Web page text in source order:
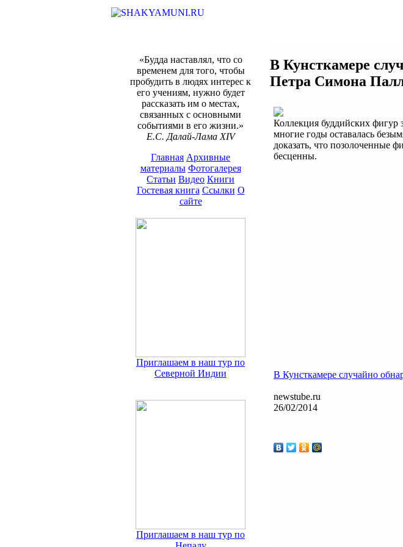
«Будда наставлял, что со
временем для того, чтобы
пробудить в людях интерес к
его учениям, нужно будет
рассказать им о местах,
связанных с основными
событиями в его жизни.»
Е.С. Далай-Лама XIV
Главная Архивные
материалы Фотогалерея
Статьи Видео Книги
Гостевая книга Ссылки О
сайте
Приглашаем в наш тур по
Северной Индии
Приглашаем в наш тур по
В Кунсткамере
Петра Симона
Коллекция буддийских фигур
многие годы оставалась
доказать, что позолоченные
бесценны.
В Кунсткамере случайно
newstube.ru
26/02/2014